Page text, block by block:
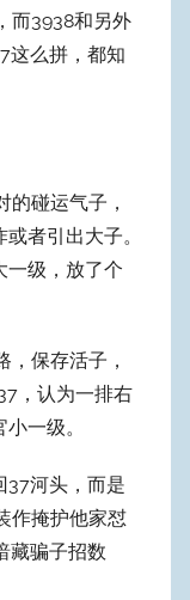
而3938和另外
这么拼，都知
碰运气子，
者引出大子。
一级，放了个
，保存活子，
，认为一排右
一级。
37河头，而是
作掩护他家怼
藏骗子招数